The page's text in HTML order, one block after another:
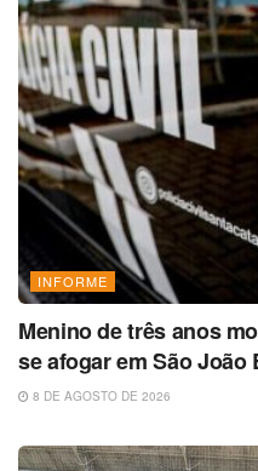
INFORME
Menino de três anos
se afogar em São João
8 DE AGOSTO DE 2026